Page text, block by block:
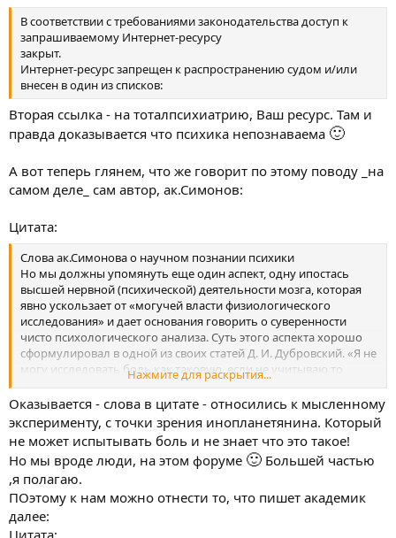
В соответствии с требованиями законодательства доступ к
запрашиваемому Интернет-ресурсу
закрыт.
Интернет-ресурс запрещен к распространению судом и/или
внесен в один из списков:
Вторая ссылка - на тоталпсихиатрию, Ваш ресурс. Там и
правда доказывается что психика непознаваема 🙂
А вот теперь глянем, что же говорит по этому поводу _на
самом деле_ сам автор, ак.Симонов:
Цитата:
Слова ак.Симонова о научном познании психики
Но мы должны упомянуть еще один аспект, одну ипостась
высшей нервной (психической) деятельности мозга, которая
явно ускользает от «могучей власти физиологического
исследования» и дает основания говорить о суверенности
чисто психологического анализа. Суть этого аспекта хорошо
сформулировал в одной из своих статей Д. И. Дубровский. «Я не
могу исследовать боль как таковую, если не учитываю то
фундаментальное обстоятельство, что это явление
субъективной реальности другого человека. В противном
случае объектом моего исследования будет уже не боль, а
нечто иное, скорее всего некоторые объективные изменения в
организме человека, сообщившего мне, что он испытывает
боль» [Дубровский, 1978, с. 54].
Сделаем этот пример еще более демонстративным с помощью
мысленного эксперимента. Представим себе, что на нашей
Земле оказался исследователь-инопланетянин, совершенно
Нажмите для раскрытия...
Оказывается - слова в цитате - относились к мысленному
эксперименту, с точки зрения инопланетянина. Который
не может испытывать боль и не знает что это такое!
Но мы вроде люди, на этом форуме 🙂 Большей частью
,я полагаю.
ПОэтому к нам можно отнести то, что пишет академик
далее:
Цитата: